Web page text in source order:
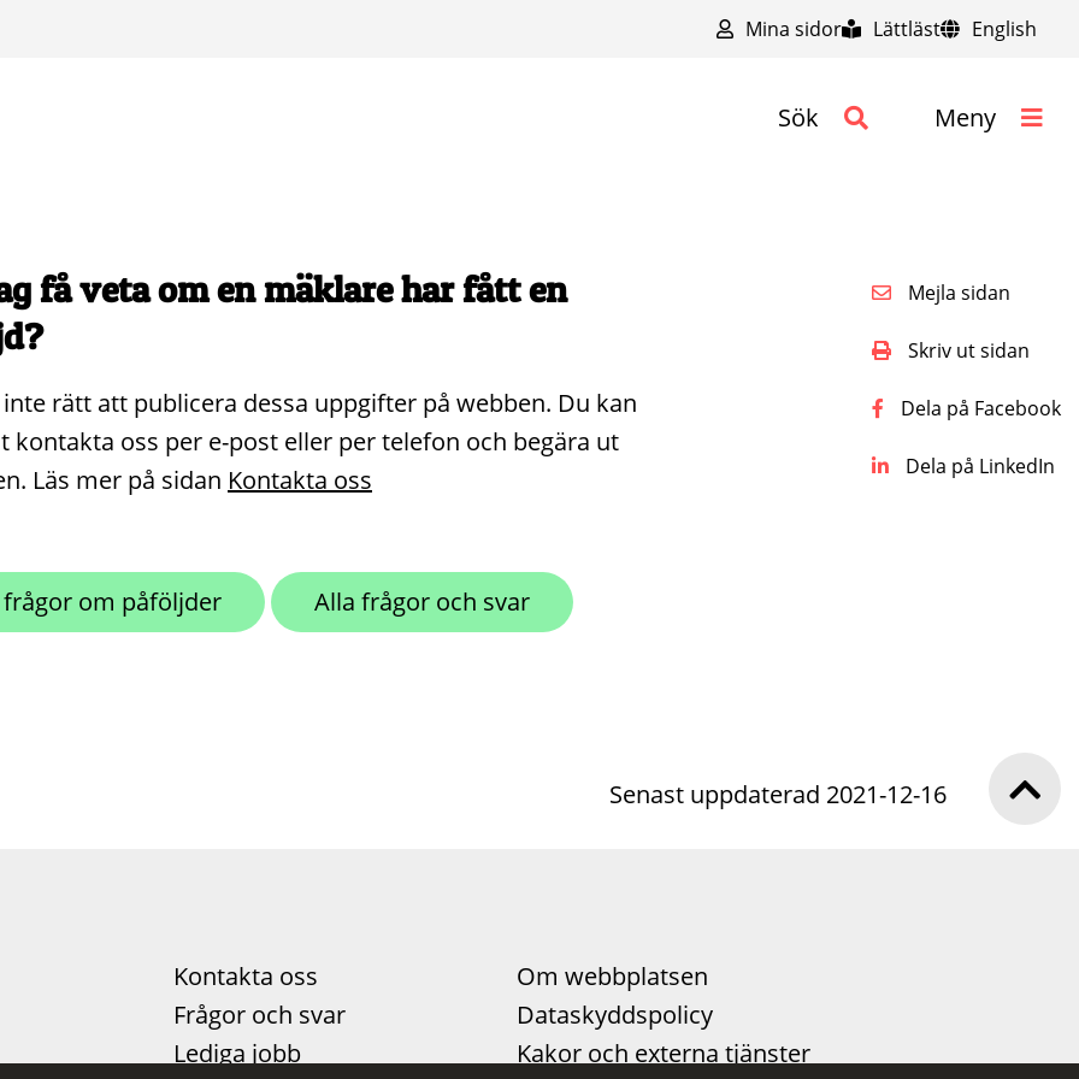
Mina sidor Lättläst English
Sök Meny
få veta om en mäklare har fått en
rätt att publicera dessa uppgifter på webben. Du kan
kontakta oss per e-post eller per telefon och begära ut
Läs mer på sidan Kontakta oss
frågor om påföljder Alla frågor och svar
Mejla sidan
Skriv ut sidan
Dela på Facebook
Dela på LinkedIn
Senast uppdaterad 2021-12-16
Kontakta oss
Frågor och svar
Lediga jobb
Om webbplatsen
Dataskyddspolicy
Kakor och externa tjänster